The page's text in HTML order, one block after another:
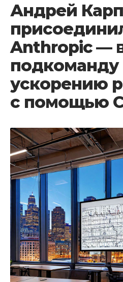
Андрей
Anthropic —
подкоманду
ускорению
с помощью